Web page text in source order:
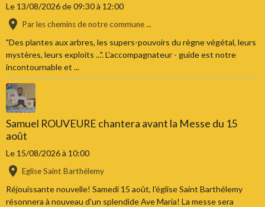
Le 13/08/2026de 09:30à 12:00
Par les chemins de notre commune ...
"Des plantes aux arbres, les supers-pouvoirs du règne végétal, leurs
mystères, leurs exploits ...". L'accompagnateur - guide est notre
incontournable et ...
Samuel ROUVEURE chantera avant la Messe du 15
août
Le 15/08/2026à 10:00
Eglise Saint Barthélemy
Réjouissante nouvelle! Samedi 15 août, l'église Saint Barthélemy
résonnera à nouveau d'un splendide Ave Maria! La messe sera